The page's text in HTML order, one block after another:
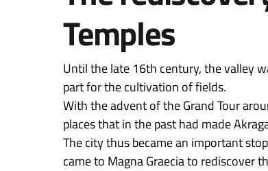
Temples
Until the late 16th century, the valley
part for the cultivation of fields.
With the advent of the Grand Tour
places that in the past had made
The city thus became an important
came to Magna Graecia to rediscover